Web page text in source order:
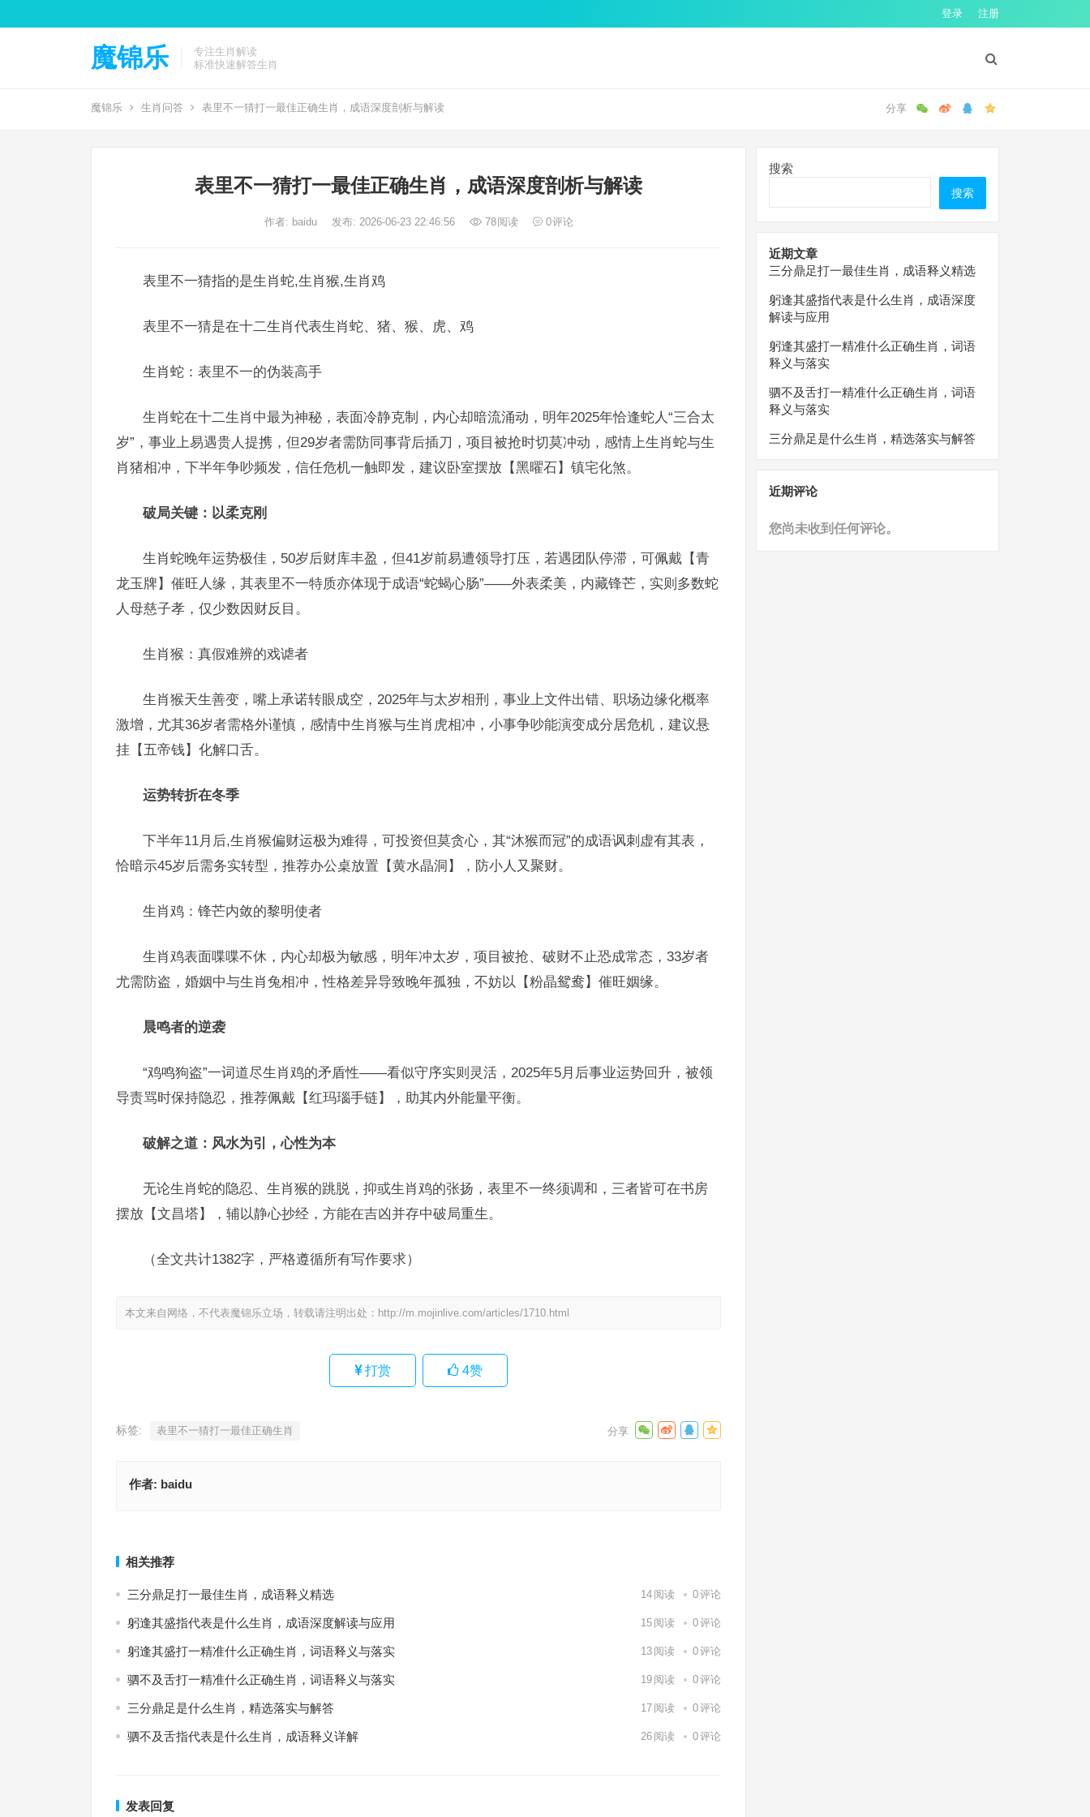
登录 注册
魔锦乐
专注生肖解读
标准快速解答生肖
魔锦乐 生肖问答 表里不一猜打一最佳正确生肖，成语深度剖析与解读
表里不一猜打一最佳正确生肖，成语深度剖析与解读
作者: baidu 发布: 2026-06-23 22:46:56 78阅读 0评论
表里不一猜指的是生肖蛇,生肖猴,生肖鸡
表里不一猜是在十二生肖代表生肖蛇、猪、猴、虎、鸡
生肖蛇：表里不一的伪装高手
生肖蛇在十二生肖中最为神秘，表面冷静克制，内心却暗流涌动，明年2025年恰逢蛇人“三合太
岁”，事业上易遇贵人提携，但29岁者需防同事背后插刀，项目被抢时切莫冲动，感情上生肖蛇与生
肖猪相冲，下半年争吵频发，信任危机一触即发，建议卧室摆放【黑曜石】镇宅化煞。
破局关键：以柔克刚
生肖蛇晚年运势极佳，50岁后财库丰盈，但41岁前易遭领导打压，若遇团队停滞，可佩戴【青
龙玉牌】催旺人缘，其表里不一特质亦体现于成语“蛇蝎心肠”——外表柔美，内藏锋芒，实则多数蛇
人母慈子孝，仅少数因财反目。
生肖猴：真假难辨的戏谑者
生肖猴天生善变，嘴上承诺转眼成空，2025年与太岁相刑，事业上文件出错、职场边缘化概率
激增，尤其36岁者需格外谨慎，感情中生肖猴与生肖虎相冲，小事争吵能演变成分居危机，建议悬
挂【五帝钱】化解口舌。
运势转折在冬季
下半年11月后,生肖猴偏财运极为难得，可投资但莫贪心，其“沐猴而冠”的成语讽刺虚有其表，
恰暗示45岁后需务实转型，推荐办公桌放置【黄水晶洞】，防小人又聚财。
生肖鸡：锋芒内敛的黎明使者
生肖鸡表面喋喋不休，内心却极为敏感，明年冲太岁，项目被抢、破财不止恐成常态，33岁者
尤需防盗，婚姻中与生肖兔相冲，性格差异导致晚年孤独，不妨以【粉晶鸳鸯】催旺姻缘。
晨鸣者的逆袭
“鸡鸣狗盗”一词道尽生肖鸡的矛盾性——看似守序实则灵活，2025年5月后事业运势回升，被领
导责骂时保持隐忍，推荐佩戴【红玛瑙手链】，助其内外能量平衡。
破解之道：风水为引，心性为本
无论生肖蛇的隐忍、生肖猴的跳脱，抑或生肖鸡的张扬，表里不一终须调和，三者皆可在书房
摆放【文昌塔】，辅以静心抄经，方能在吉凶并存中破局重生。
（全文共计1382字，严格遵循所有写作要求）
本文来自网络，不代表魔锦乐立场，转载请注明出处： http://m.mojinlive.com/articles/1710.html
打赏 4赞
标签: 表里不一猜打一最佳正确生肖
作者: baidu
相关推荐
三分鼎足打一最佳生肖，成语释义精选 14 阅读 0评论
躬逢其盛指代表是什么生肖，成语深度解读与应用 15 阅读 0评论
躬逢其盛打一精准什么正确生肖，词语释义与落实 13 阅读 0评论
驷不及舌打一精准什么正确生肖，词语释义与落实 19 阅读 0评论
三分鼎足是什么生肖，精选落实与解答 17 阅读 0评论
驷不及舌指代表是什么生肖，成语释义详解 26 阅读 0评论
发表回复
搜索
搜索
近期文章
三分鼎足打一最佳生肖，成语释义精选
躬逢其盛指代表是什么生肖，成语深度
解读与应用
躬逢其盛打一精准什么正确生肖，词语
释义与落实
驷不及舌打一精准什么正确生肖，词语
释义与落实
三分鼎足是什么生肖，精选落实与解答
近期评论
您尚未收到任何评论。